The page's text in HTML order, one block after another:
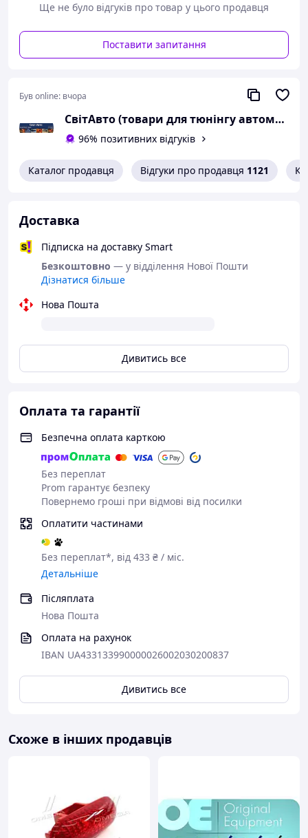
Ще не було відгуків про товар у цього продавця
Поставити запитання
Був online: вчора
СвітАвто (товари для тюнінгу автомобілів ВАЗ)
96% позитивних відгуків
Каталог продавця Відгуки про продавця 1121
Доставка
Підписка на доставку Smart
Безкоштовно — у відділення Нової Пошти
Дізнатися більше
Нова Пошта
Дивитись все
Оплата та гарантії
Безпечна оплата карткою
Без переплат
Prom гарантує безпеку
Повернемо гроші при відмові від посилки
Оплатити частинами
Без переплат*, від 433 ₴ / міс.
Детальніше
Післяплата
Нова Пошта
Оплата на рахунок
IBAN UA433133990000026002030200837
Дивитись все
Схоже в інших продавців